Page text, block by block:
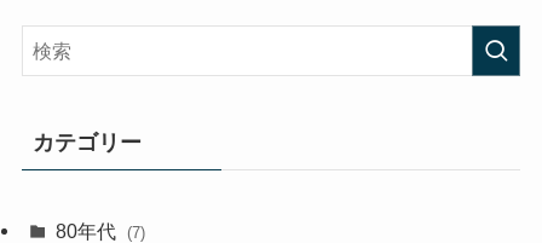
カテゴリー
80年代 (7)